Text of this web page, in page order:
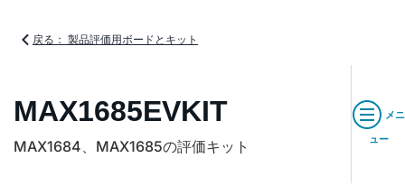
戻る： 製品評価用ボードとキット
MAX1685EVKIT
MAX1684、MAX1685の評価キット
メニ
ュー